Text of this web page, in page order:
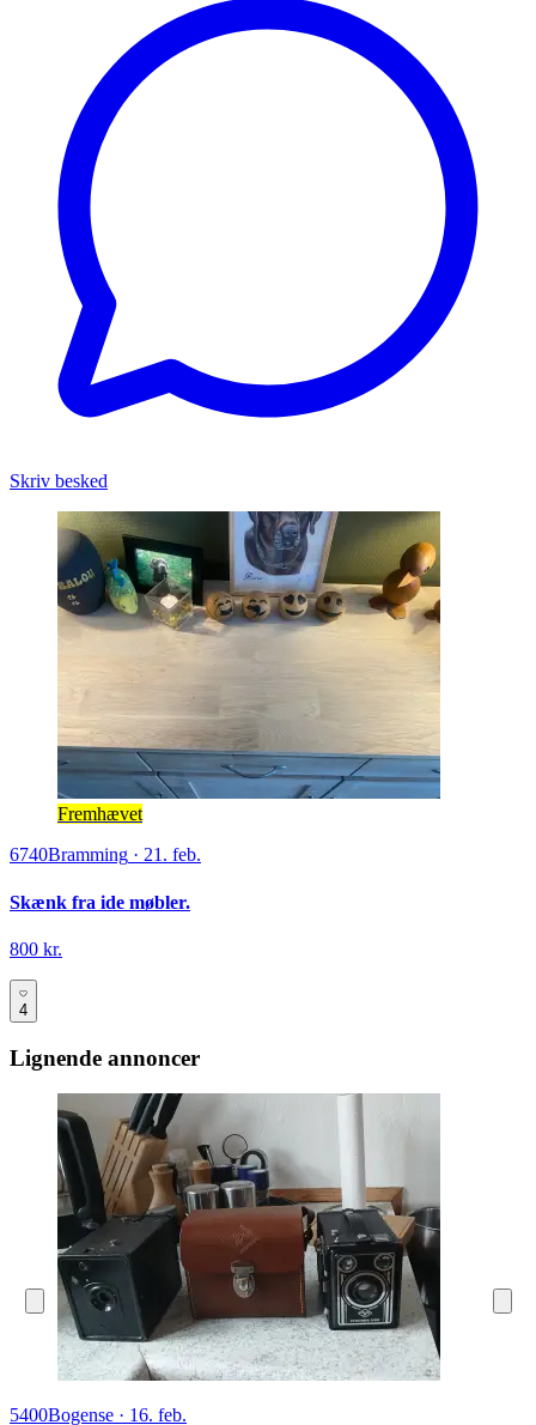
Skriv besked
Fremhævet
6740Bramming · 21. feb.
Skænk fra ide møbler.
800 kr.
4
Lignende annoncer
5400Bogense · 16. feb.